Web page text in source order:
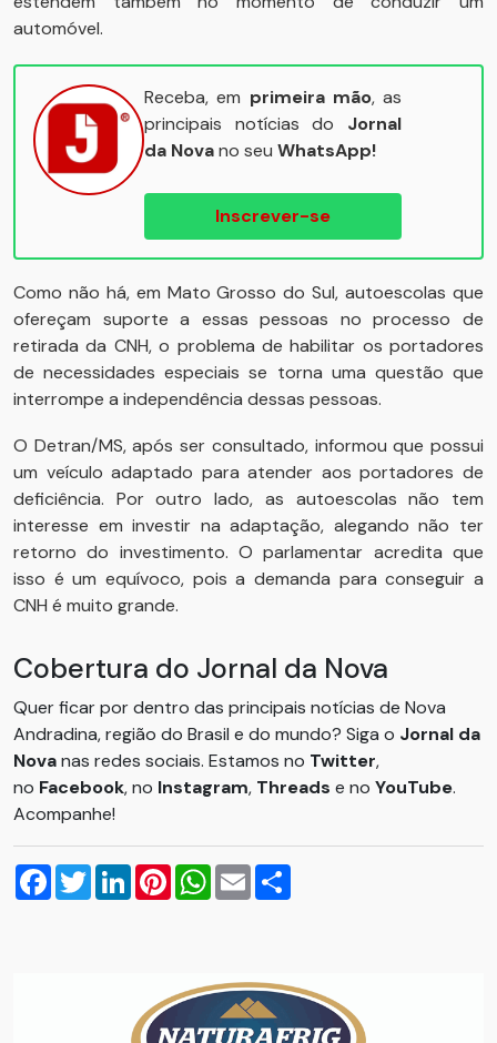
automóvel.
Receba, em primeira mão, as
principais notícias do Jornal
da Novano seu WhatsApp!
Inscrever-se
Como não há, em Mato Grosso do Sul, autoescolas que
ofereçam suporte a essas pessoas no processo de
retirada da CNH, o problema de habilitar os portadores
de necessidades especiais se torna uma questão que
interrompe a independência dessas pessoas.
O Detran/MS, após ser consultado, informou que possui
um veículo adaptado para atender aos portadores de
deficiência. Por outro lado, as autoescolas não tem
interesse em investir na adaptação, alegando não ter
retorno do investimento. O parlamentar acredita que
isso é um equívoco, pois a demanda para conseguir a
CNH é muito grande.
Cobertura do Jornal da Nova
Quer ficar por dentro das principais notícias de Nova
Andradina, região do Brasil e do mundo? Siga o Jornal da
Novanas redes sociais. Estamos no Twitter,
no Facebook, no Instagram, Threads e no YouTube.
Acompanhe!
Facebook
TwitterLinkedInPinterestWhatsApp
Email